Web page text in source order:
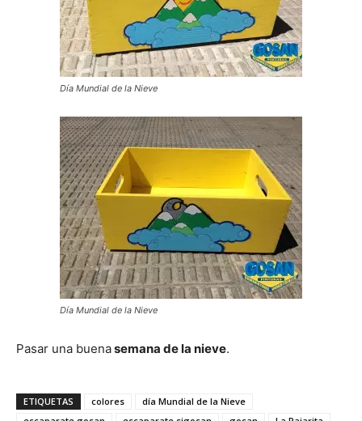
Día Mundial de la Nieve
Día Mundial de la Nieve
Pasar una buenasemana de la nieve.
ETIQUETAS colores
día Mundial de la Nieve